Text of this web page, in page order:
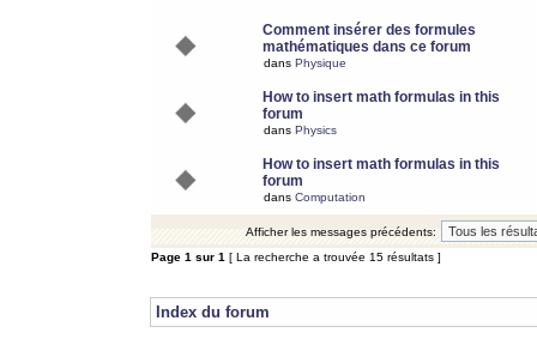
Comment insérer des formules
mathématiques dans ce forum
dans Physique
How to insert math formulas in this
forum
dans Physics
How to insert math formulas in this
forum
dans Computation
Afficher les messages précédents:
Page 1 sur 1 [ La recherche a trouvée 15 résultats ]
Index du forum